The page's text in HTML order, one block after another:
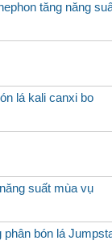
tăng năng
lá kali canxi bo
suất mùa vụ
bón lá